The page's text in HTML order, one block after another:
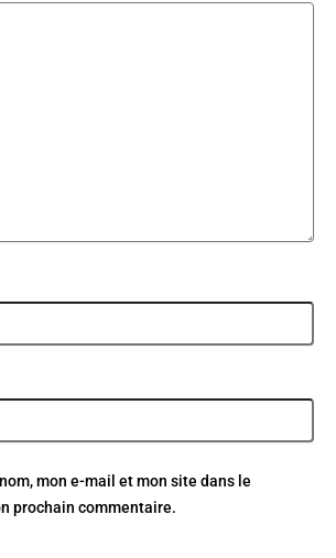
mon e-mail et mon site dans le
prochain commentaire.